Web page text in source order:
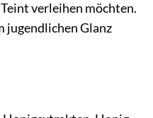
verleihen möchten.
jugendlichen Glanz